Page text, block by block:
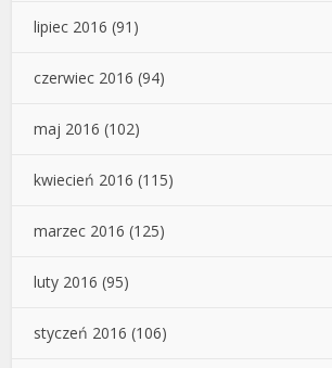
lipiec 2016 (91)
czerwiec 2016 (94)
maj 2016 (102)
kwiecień 2016 (115)
marzec 2016 (125)
luty 2016 (95)
styczeń 2016 (106)